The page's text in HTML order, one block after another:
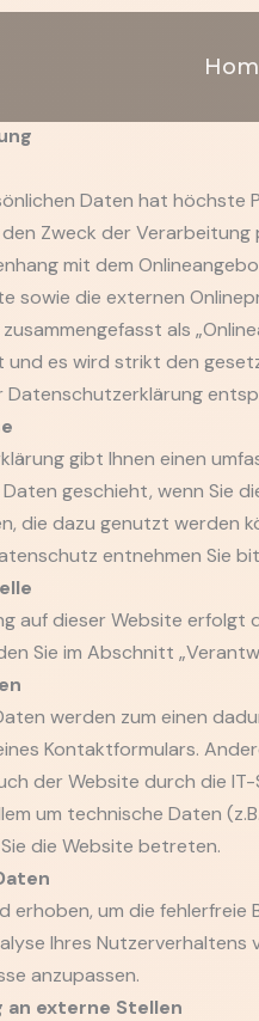
Daten hat
Zweck der
mit dem
sowie die externen
als
und es wird strikt den
Datenschutzerklärung
gibt Ihnen einen
geschieht, wenn Sie
die dazu genutzt werden
entnehmen Sie
auf dieser Website
Sie im Abschnitt
werden zum einen
Kontaktformulars.
der Website durch die
um technische Daten
die Website betreten.
erhoben, um die
Ihres
anzupassen.
externe Stellen